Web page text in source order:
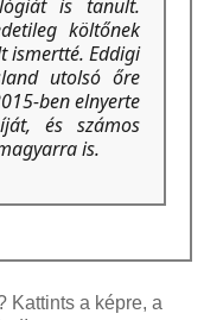
is tanult.
költőnek
ismertté. Eddigi
utolsó őre
ben elnyerte
és számos
is.
Kattints a képre, a